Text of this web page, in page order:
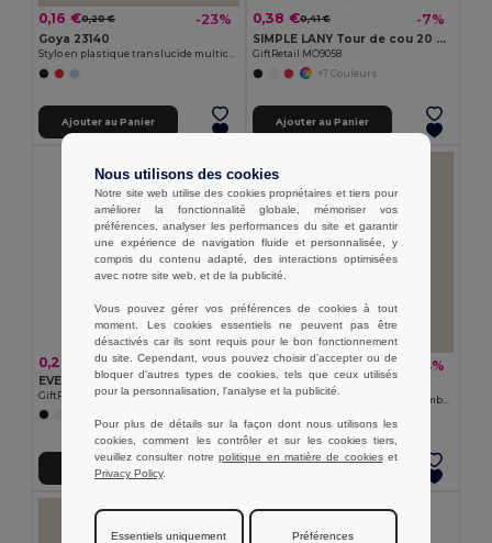
0,16 €0,20 € -23%
Goya 23140
Stylo en plastique translucide multicolore TRANSLUCENT
Ajouter au Panier
0,38 €0,41 € -7%
SIMPLE LANY Tour de cou 20 mm
GiftRetail MO9058
+7 Couleurs
Ajouter au Panier
0,28 €
EVENT Bracelet en silicone
GiftRetail MO8913
Ajouter au Panier
1,03 €1,20 € -14%
Goya 52572
Ouvre-bouteille magnétique en bambou et métal ZUG
Nous utilisons des cookies
Notre site web utilise des cookies propriétaires et tiers pour
améliorer la fonctionnalité globale, mémoriser vos
préférences, analyser les performances du site et garantir
une expérience de navigation fluide et personnalisée, y
compris du contenu adapté, des interactions optimisées
avec notre site web, et de la publicité.
Vous pouvez gérer vos préférences de cookies à tout
moment. Les cookies essentiels ne peuvent pas être
désactivés car ils sont requis pour le bon fonctionnement
du site. Cependant, vous pouvez choisir d’accepter ou de
bloquer d'autres types de cookies, tels que ceux utilisés
pour la personnalisation, l'analyse et la publicité.
Pour plus de détails sur la façon dont nous utilisons les
cookies, comment les contrôler et sur les cookies tiers,
veuillez consulter notrepolitique en matière de cookieset
Privacy Policy.
Essentiels uniquement Préférences